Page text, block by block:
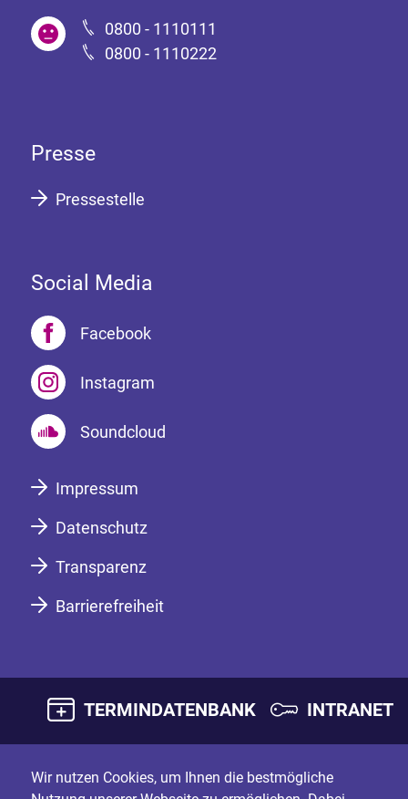
0800 - 1110111
0800 - 1110222
Presse
Pressestelle
Social Media
Facebook
Instagram
Soundcloud
Impressum
Datenschutz
Transparenz
Barrierefreiheit
TERMINDATENBANK INTRANET
Wir nutzen Cookies, um Ihnen die bestmögliche